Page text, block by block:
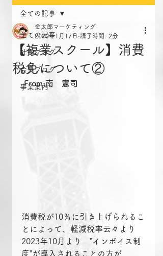
全ての記事
社長ブログ
会長ブログ
事業案内
全ての記事
【複業スクール】消費
税免について②
金太郎マーケティング
2020年1月17日 読了時間: 2分
From:南　憲司
消費税が10％に引き上げられるこ
とによって、軽減税率云々より
2023年10月より　”インボイス制
度”が導入されることの方が